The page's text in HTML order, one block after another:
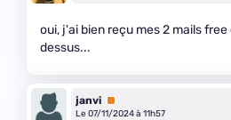
oui, j'ai bien reçu mes 2 mails
dessus...
janvi Premium
Le 07/11/2024 à 11h57